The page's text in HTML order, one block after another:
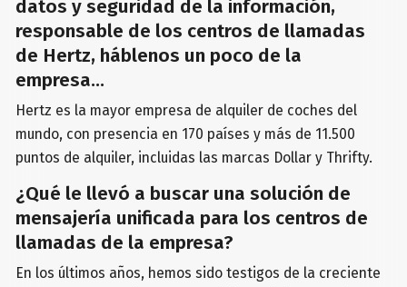
datos y seguridad de la información,
responsable de los centros de llamadas
de Hertz, háblenos un poco de la
empresa...
Hertz es la mayor empresa de alquiler de coches del
mundo, con presencia en 170 países y más de 11.500
puntos de alquiler, incluidas las marcas Dollar y Thrifty.
¿Qué le llevó a buscar una solución de
mensajería unificada para los centros de
llamadas de la empresa?
En los últimos años, hemos sido testigos de la creciente